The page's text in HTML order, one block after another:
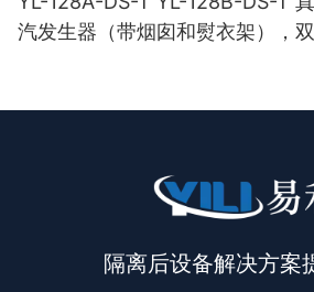
汽发生器（带烟囱和熨衣架），
隔离后设备解决方案